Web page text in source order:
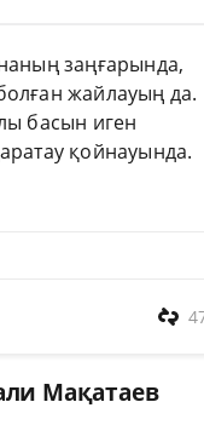
заңғарында,
жайлауың да.
басын иген
қойнауында.
Мақатаев